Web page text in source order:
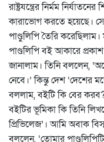
রাষ্ট্রযন্ত্রের নির্মম
কারাভোগ করতে হয়েছে।
পাণ্ডুলিপি তৈরি
পাণ্ডলিপি বই আকারে
জানালাম। তিনি বললেন,
নেবে।’ কিন্তু দেশ
বললাম, বইটি কি বের
বইটির ভূমিকা কি তিনি
প্রিভিলেজ’। আমি অবাক
বললেন, ‘তোমার